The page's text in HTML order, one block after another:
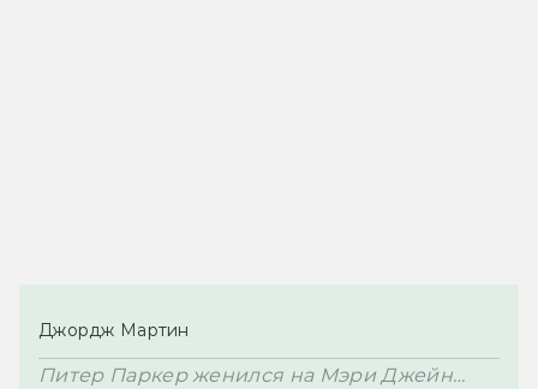
Джордж Мартин
Питер Паркер женился на Мэри Джейн…